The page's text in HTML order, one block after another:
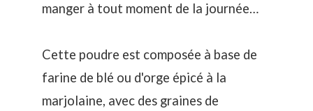
manger à tout moment de la journée…
Cette poudre est composée à base de
farine de blé ou d'orge épicé à la
marjolaine, avec des graines de